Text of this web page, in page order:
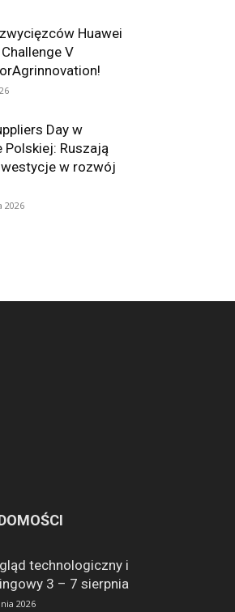
Huawei
V
Day w
Polskiej: Ruszają
w rozwój
2026
technologiczny i
3 – 7 sierpnia
2026